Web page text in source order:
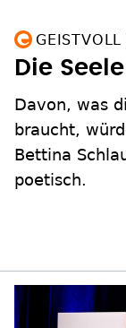
Die
Davon, was
braucht,
Bettina
poetisch.